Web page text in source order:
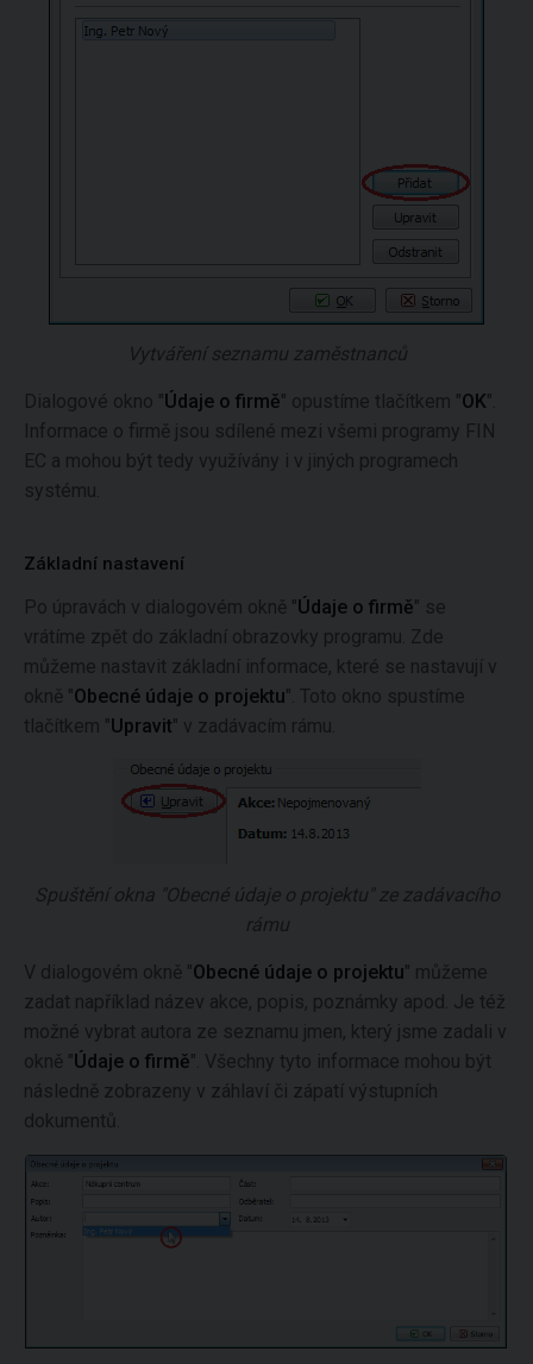
Vytváření seznamu zaměstnanců
Dialogové okno "Údaje o firmě" opustíme tlačítkem "OK".
Informace o firmě jsou sdílené mezi všemi programy FIN
EC a mohou být tedy využívány i v jiných programech
systému.
Základní nastavení
Po úpravách v dialogovém okně "Údaje o firmě" se
vrátíme zpět do základní obrazovky programu. Zde
můžeme nastavit základní informace, které se nastavují v
okně "Obecné údaje o projektu". Toto okno spustíme
tlačítkem "Upravit" v zadávacím rámu.
Spuštění okna "Obecné údaje o projektu" ze zadávacího
rámu
V dialogovém okně "Obecné údaje o projektu" můžeme
zadat například název akce, popis, poznámky apod. Je též
možné vybrat autora ze seznamu jmen, který jsme zadali v
okně "Údaje o firmě". Všechny tyto informace mohou být
následně zobrazeny v záhlaví či zápatí výstupních
dokumentů.